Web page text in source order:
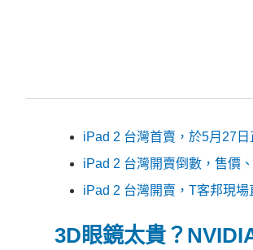
iPad 2 台灣首賣，於5月27日
iPad 2 台灣開賣倒數，售價
iPad 2 台灣開賣，T客邦現場
3D眼鏡太貴？